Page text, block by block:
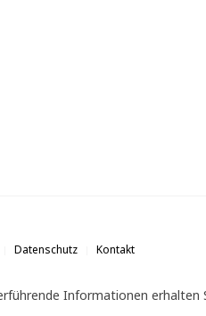
Datenschutz Kontakt
Informationen erhalten